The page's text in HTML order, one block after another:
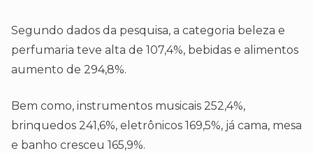
Segundo dados da pesquisa, a categoria beleza e
perfumaria teve alta de 107,4%, bebidas e alimentos
aumento de 294,8%.
Bem como, instrumentos musicais 252,4%,
brinquedos 241,6%, eletrônicos 169,5%, já cama, mesa
e banho cresceu 165,9%.